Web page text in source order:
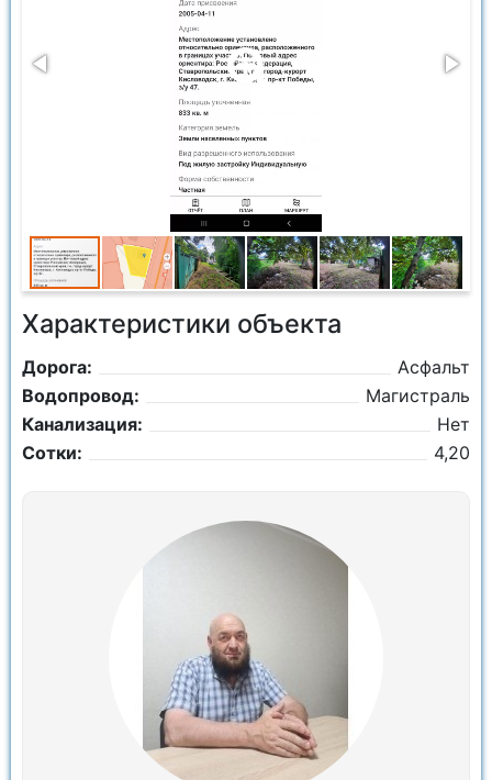
Характеристики объекта
Дорога:
Асфальт
Водопровод:
Магистраль
Канализация:
Нет
Сотки:
4,20